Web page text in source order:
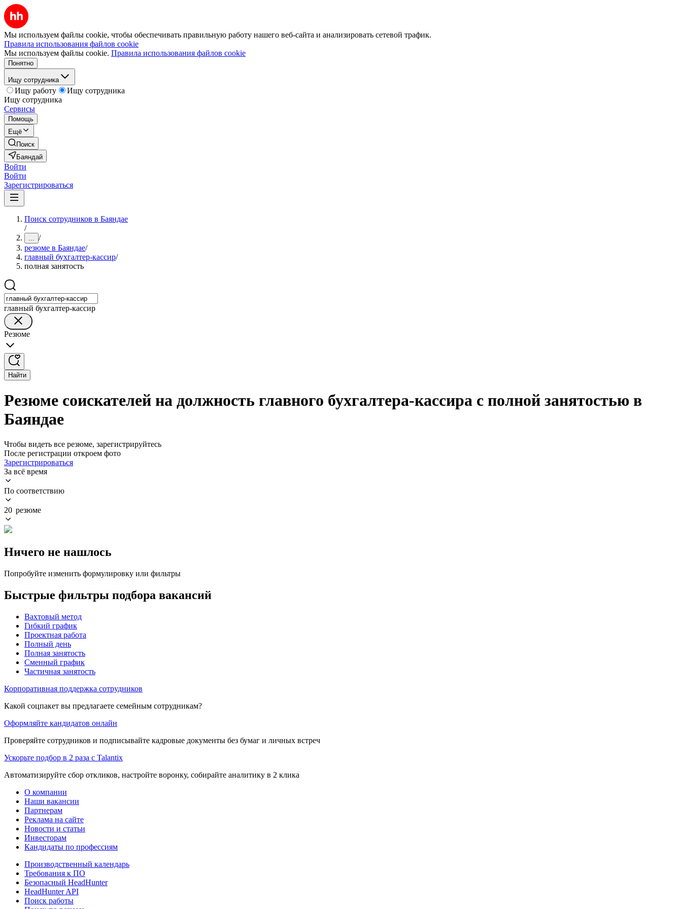
Мы используем файлы cookie, чтобы обеспечивать правильную работу нашего веб-сайта и анализировать сетевой трафик.
Правила использования файлов cookie
Мы используем файлы cookie. Правила использования файлов cookie
Понятно
Ищу сотрудника
Ищу работу
Ищу сотрудника
Ищу сотрудника
Сервисы
Помощь
Ещё
Поиск
Баяндай
Войти
Войти
Зарегистрироваться
Поиск сотрудников в Баяндае
/
... /
резюме в Баяндае/
главный бухгалтер-кассир/
полная занятость
главный бухгалтер-кассир
Резюме
Найти
Резюме соискателей на должность главного бухгалтера-кассира с полной занятостью в
Баяндае
Чтобы видеть все резюме, зарегистрируйтесь
После регистрации откроем фото
Зарегистрироваться
За всё время
По соответствию
20 резюме
Ничего не нашлось
Попробуйте изменить формулировку или фильтры
Быстрые фильтры подбора вакансий
Вахтовый метод
Гибкий график
Проектная работа
Полный день
Полная занятость
Сменный график
Частичная занятость
Корпоративная поддержка сотрудников
Какой соцпакет вы предлагаете семейным сотрудникам?
Оформляйте кандидатов онлайн
Проверяйте сотрудников и подписывайте кадровые документы без бумаг и личных встреч
Ускорьте подбор в 2 раза с Talantix
Автоматизируйте сбор откликов, настройте воронку, собирайте аналитику в 2 клика
О компании
Наши вакансии
Партнерам
Реклама на сайте
Новости и статьи
Инвесторам
Кандидаты по профессиям
Производственный календарь
Требования к ПО
Безопасный HeadHunter
HeadHunter API
Поиск работы